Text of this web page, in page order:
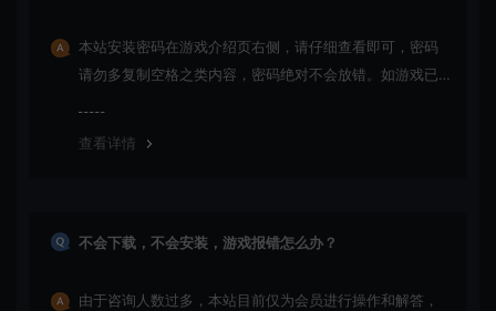
本站安装密码在游戏介绍页右侧，请仔细查看即可，密码
请勿多复制空格之类内容，密码绝对不会放错。如游戏已
查看详情
不会下载，不会安装，游戏报错怎么办？
由于咨询人数过多，本站目前仅为会员进行操作和解答，